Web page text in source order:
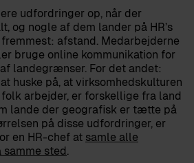
udfordringer op, når der
og nogle af dem lander på HR’s
afstand. Medarbejderne
bruge online kommunikation for
landegrænser. For det andet:
huske på, at virksomhedskulturen
arbejder, er forskellige fra land
lande der geografisk er tætte på
på disse udfordringer, er
en HR-chef at samle alle
sted.